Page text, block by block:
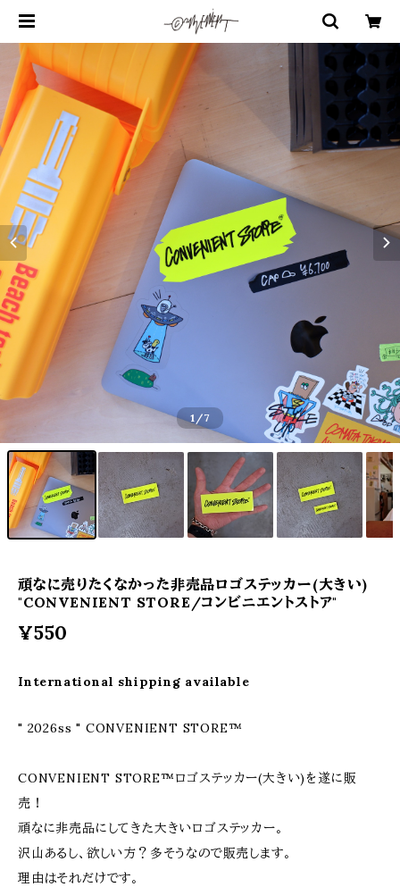
1 /7
頑なに売りたくなかった非売品ロゴステッカー(大きい)
"CONVENIENT STORE/コンビニエントストア"
¥550
International shipping available
" 2026ss " CONVENIENT STORE™
CONVENIENT STORE™ロゴステッカー(大きい)を遂に販
売！
頑なに非売品にしてきた大きいロゴステッカー。
沢山あるし、欲しい方？多そうなので販売します。
理由はそれだけです。